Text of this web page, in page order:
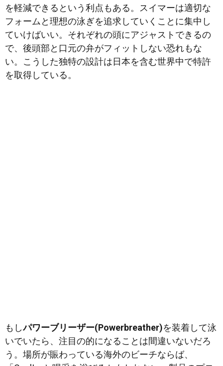
を軽減できるという利点もある。スイマーは適切な
フォームと理想の泳ぎを追求していくことに集中し
ていけばいい。それぞれの頭にアジャストできるの
で、後頭部と口元の弁がフィットしない恐れもな
い。こうした独特の設計は日本を含む世界中で特許
を取得している。
もしパワーブリーザー(Powerbreather)を装着して泳
いでいたら、注目の的になることは間違いないだろ
う。場所が賑わっている海外のビーチならば、